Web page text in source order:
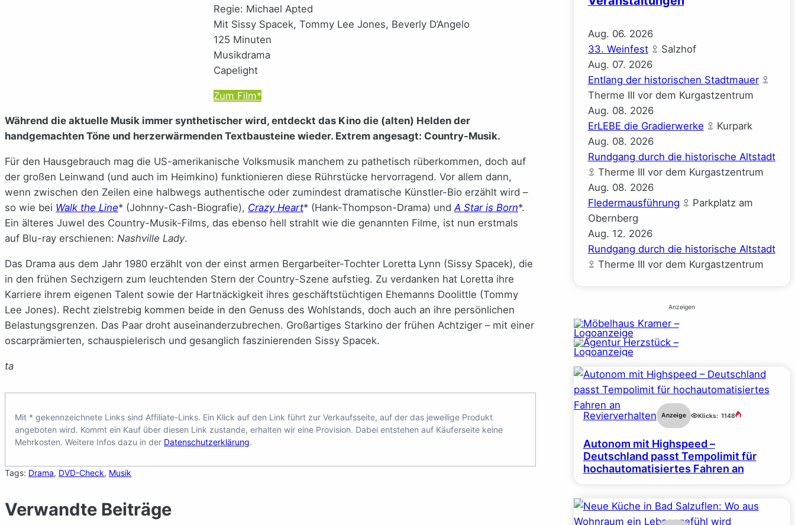
Regie: Michael Apted
Mit Sissy Spacek, Tommy Lee Jones, Beverly D’Angelo
125 Minuten
Musikdrama
Capelight
Zum Film*
Während die aktuelle Musik immer synthetischer wird, entdeckt das Kino die (alten) Helden der
handgemachten Töne und herzerwärmenden Textbausteine wieder. Extrem angesagt: Country-Musik.
Für den Hausgebrauch mag die US-amerikanische Volksmusik manchem zu pathetisch rüberkommen, doch auf
der großen Leinwand (und auch im Heimkino) funktionieren diese Rührstücke hervorragend. Vor allem dann,
wenn zwischen den Zeilen eine halbwegs authentische oder zumindest dramatische Künstler-Bio erzählt wird –
so wie bei Walk the Line* (Johnny-Cash-Biografie), Crazy Heart* (Hank-Thompson-Drama) undA Star is Born*.
Ein älteres Juwel des Country-Musik-Films, das ebenso hell strahlt wie die genannten Filme, ist nun erstmals
auf Blu-ray erschienen: Nashville Lady.
Das Drama aus dem Jahr 1980 erzählt von der einst armen Bergarbeiter-Tochter Loretta Lynn (Sissy Spacek), die
in den frühen Sechzigern zum leuchtenden Stern der Country-Szene aufstieg. Zu verdanken hat Loretta ihre
Karriere ihrem eigenen Talent sowie der Hartnäckigkeit ihres geschäftstüchtigen Ehemanns Doolittle (Tommy
Lee Jones). Recht zielstrebig kommen beide in den Genuss des Wohlstands, doch auch an ihre persönlichen
Belastungsgrenzen. Das Paar droht auseinanderzubrechen. Großartiges Starkino der frühen Achtziger – mit einer
oscarprämierten, schauspielerisch und gesanglich faszinierenden Sissy Spacek.
ta
Mit * gekennzeichnete Links sind Affiliate-Links. Ein Klick auf den Link führt zur Verkaufsseite, auf der das jeweilige Produkt
angeboten wird. Kommt ein Kauf über diesen Link zustande, erhalten wir eine Provision. Dabei entstehen auf Käuferseite keine
Mehrkosten. Weitere Infos dazu in der Datenschutzerklärung.
Tags: Drama, DVD-Check, Musik
Verwandte Beiträge
Aug. 06. 2026
33. Weinfest
Salzhof
Aug. 07. 2026
Entlang der historischen Stadtmauer
Therme III vor dem Kurgastzentrum
Aug. 08. 2026
ErLEBE die Gradierwerke
Kurpark
Aug. 08. 2026
Rundgang durch die historische Altstadt
Therme III vor dem Kurgastzentrum
Aug. 08. 2026
Fledermausführung
Parkplatz am
Obernberg
Aug. 12. 2026
Rundgang durch die historische Altstadt
Therme III vor dem Kurgastzentrum
Anzeigen
Revierverhalten Anzeige Klicks: 1148
Autonom mit Highspeed –
Deutschland passt Tempolimit für
hochautomatisiertes Fahren an